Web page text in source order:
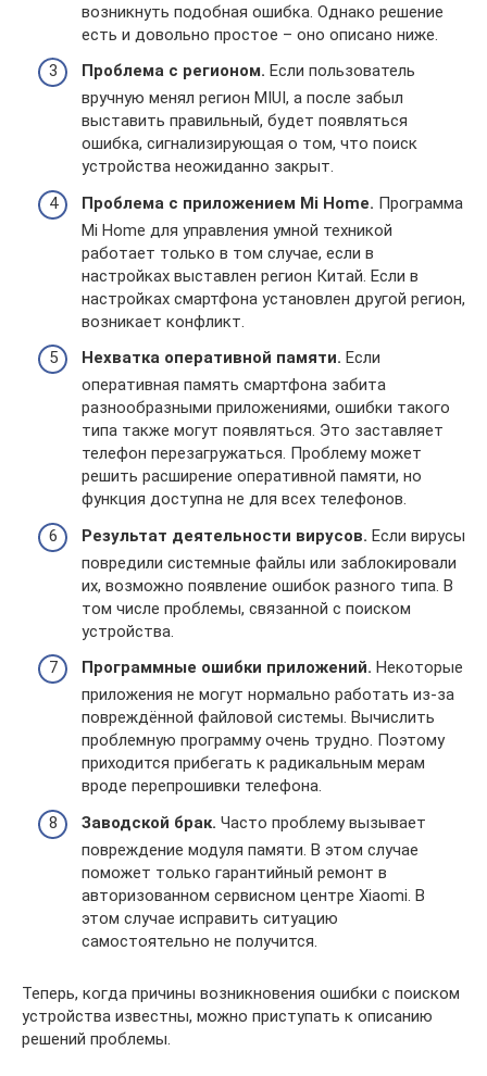
возникнуть подобная ошибка. Однако решение
есть и довольно простое – оно описано ниже.
Проблема с регионом. Если пользователь
вручную менял регион MIUI, а после забыл
выставить правильный, будет появляться
ошибка, сигнализирующая о том, что поиск
устройства неожиданно закрыт.
Проблема с приложением Mi Home. Программа
Mi Home для управления умной техникой
работает только в том случае, если в
настройках выставлен регион Китай. Если в
настройках смартфона установлен другой регион,
возникает конфликт.
Нехватка оперативной памяти. Если
оперативная память смартфона забита
разнообразными приложениями, ошибки такого
типа также могут появляться. Это заставляет
телефон перезагружаться. Проблему может
решить расширение оперативной памяти, но
функция доступна не для всех телефонов.
Результат деятельности вирусов. Если вирусы
повредили системные файлы или заблокировали
их, возможно появление ошибок разного типа. В
том числе проблемы, связанной с поиском
устройства.
Программные ошибки приложений. Некоторые
приложения не могут нормально работать из-за
повреждённой файловой системы. Вычислить
проблемную программу очень трудно. Поэтому
приходится прибегать к радикальным мерам
вроде перепрошивки телефона.
Заводской брак. Часто проблему вызывает
повреждение модуля памяти. В этом случае
поможет только гарантийный ремонт в
авторизованном сервисном центре Xiaomi. В
этом случае исправить ситуацию
самостоятельно не получится.
Теперь, когда причины возникновения ошибки с поиском
устройства известны, можно приступать к описанию
решений проблемы.